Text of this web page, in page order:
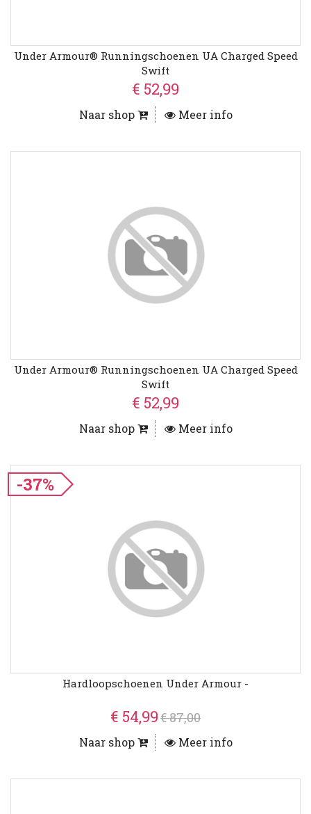
Under Armour® Runningschoenen UA Charged Speed
Swift
€ 52,99
Naar shop Meer info
Under Armour® Runningschoenen UA Charged Speed
Swift
€ 52,99
Naar shop Meer info
-37%
Hardloopschoenen Under Armour -
€ 54,99€ 87,00
Naar shop Meer info